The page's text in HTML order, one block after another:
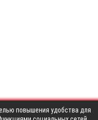
повышения удобства для